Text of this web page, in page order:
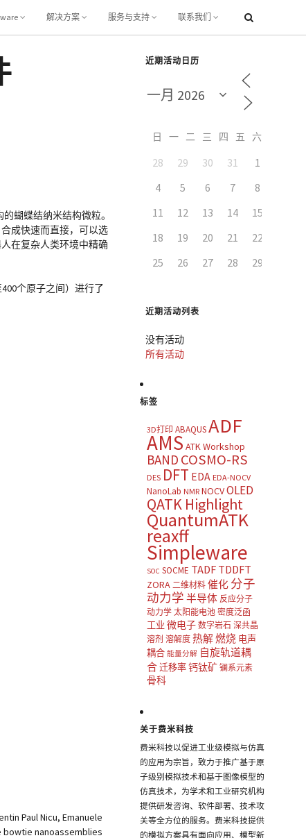
解决方案 服务与支持 联系我们
蝴蝶结纳米结构微粒。
成快速而直接，可以选
在复杂人类环境中精确
个原子之间）进行了
Paul Nicu, Emanuele
bowtie nanoassemblies
近期活动日历
日 一 二 三 四 五
28 29 30 31 1
4
5 6 7 8
11
12 13 14 15
18
19 20 21 22
25
26 27 28 29
近期活动列表
没有活动
所有活动
标签
3D打印 ABAQUSADF
AMS ATK Workshop
BAND COSMO-RS
DES DFT EDA EDA-NOCV
NanoLab NMR NOCVOLED
QATK Highlight
QuantumATK
reaxff
Simpleware
SOC SOCME TADF TDDFT
ZORA 二维材料 催化 分子
动力学 半导体 反应分子
动力学 太阳能电池 密度泛函
工业 微电子 数字岩石 深共晶
溶剂 溶解度 热解燃烧 电声
耦合 能量分解 自旋轨道耦
合迁移率钙钛矿 镧系元素
骨科
关于费米科技
费米科技以促进工业级模拟与仿真
的应用为宗旨，致力于推广基于原
子级别模拟技术和基于图像模型的
仿真技术，为学术和工业研究机构
提供研发咨询、软件部署、技术攻
关等全方位的服务。费米科技提供
的模拟方案具有面向应用、模型新